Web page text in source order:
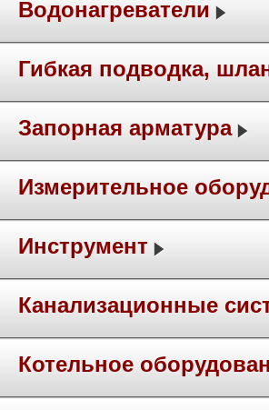
Водонагреватели
Гибкая подводка,
Запорная арматура
Измерительное
Инструмент
Канализационные
Котельное